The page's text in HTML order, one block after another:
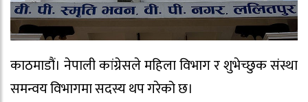
काठमाडौं। नेपाली कांग्रेसले महिला विभाग र शुभेच्छुक संस्था
समन्वय विभागमा सदस्य थप गरेको छ।